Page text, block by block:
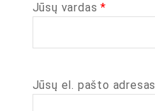
Jūsų vardas*
Jūsų el. pašto adresas